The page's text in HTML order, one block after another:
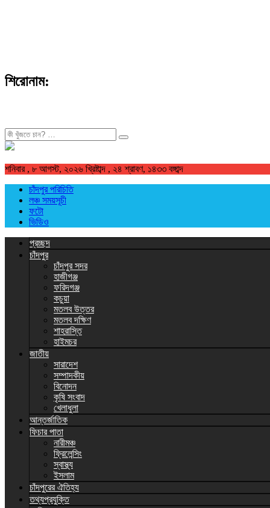
শিরোনাম:
খুজুন
শনিবার , ৮ আগস্ট, ২০২৬ খ্রিষ্টাব্দ , ২৪ শ্রাবণ, ১৪৩৩ বঙ্গাব্দ
চাঁদপুর পরিচিতি
লঞ্চ সময়সূচী
ফটো
ভিডিও
প্রচ্ছদ
চাঁদপুর
চাঁদপুর সদর
হাজীগঞ্জ
ফরিদগঞ্জ
কচুয়া
মতলব উত্তর
মতলব দক্ষিণ
শাহরাস্তি
হাইমচর
জাতীয়
সারাদেশ
সম্পাদকীয়
বিনোদন
কৃষি সংবাদ
খেলাধুলা
আন্তর্জাতিক
ফিচার পাতা
নারীমঞ্চ
ফ্রিলেন্সিং
স্বাস্থ্য
ইসলাম
চাঁদপুরের ঐতিহ্য
তথ্যপ্রযুক্তি